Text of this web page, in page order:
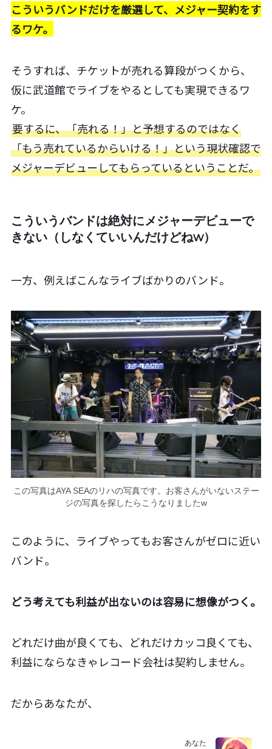
こういうバンドだけを厳選して、メジャー契約をす
るワケ。
そうすれば、チケットが売れる算段がつくから、
仮に武道館でライブをやるとしても実現できるワ
ケ。
要するに、「売れる！」と予想するのではなく
「もう売れているからいける！」という現状確認で
メジャーデビューしてもらっているということだ。
こういうバンドは絶対にメジャーデビューで
きない（しなくていいんだけどねw）
一方、例えばこんなライブばかりのバンド。
この写真はAYA SEAのリハの写真です。お客さんがいないステー
ジの写真を探したらこうなりましたw
このように、ライブやってもお客さんがゼロに近い
バンド。
どう考えても利益が出ないのは容易に想像がつく。
どれだけ曲が良くても、どれだけカッコ良くても、
利益にならなきゃレコード会社は契約しません。
だからあなたが、
あなた